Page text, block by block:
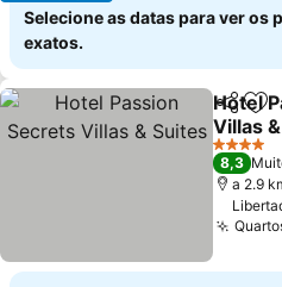
Selecione as datas para ver os
exatos.
Partilhar
Hotel
Villas
Ver
4 Estrelas
8,3
a 2.9